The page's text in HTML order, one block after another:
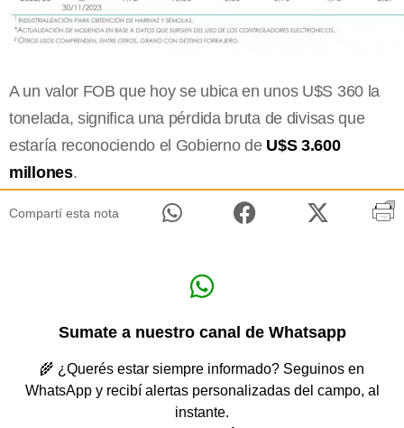
A un valor FOB que hoy se ubica en unos U$S 360 la
tonelada, significa una pérdida bruta de divisas que
estaría reconociendo el Gobierno deU$S 3.600
millones.
Compartí esta nota
Sumate a nuestro canal de Whatsapp
🌾 ¿Querés estar siempre informado? Seguinos en
WhatsApp y recibí alertas personalizadas del campo, al
instante.